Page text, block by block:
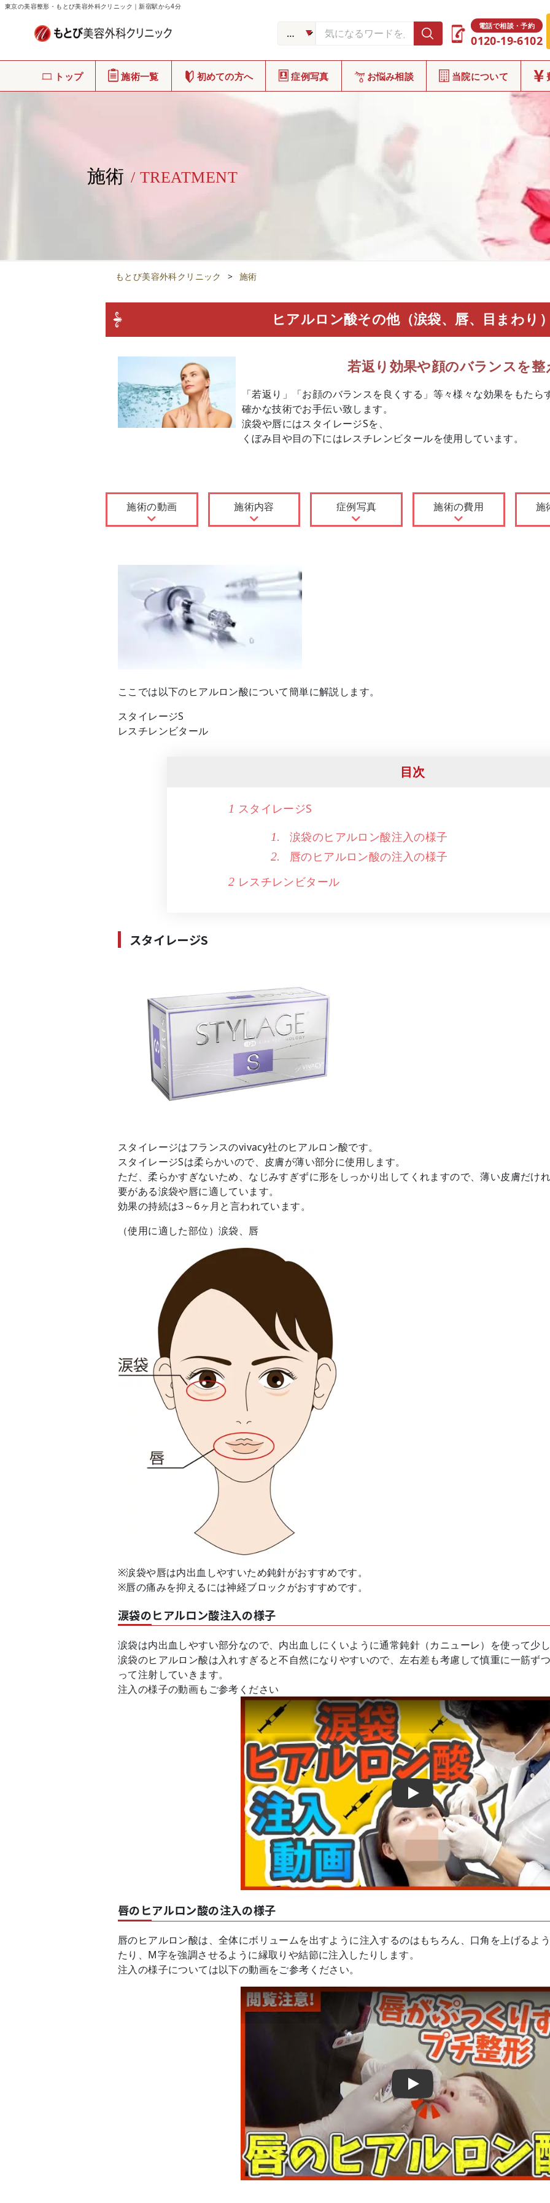
東京の美容整形・もとび美容外科クリニック｜新宿駅から4分
電話で相談・予約
0120-19-6102
トップ 施術一覧 初めての方へ 症例写真 お悩み相談 当院について
施術 / TREATMENT
もとび美容外科クリニック > 施術
ヒアルロン酸その他（涙袋、唇、目まわり）
若返り効果や顔のバランスを整
「若返り」「お顔のバランスを良くする」等々様々な効果をもたら
確かな技術でお手伝い致します。
涙袋や唇にはスタイレージSを、
くぼみ目や目の下にはレスチレンビタールを使用しています。
施術の動画 施術内容 症例写真 施術の費用 施
ここでは以下のヒアルロン酸について簡単に解説します。
スタイレージS
レスチレンビタール
目次
1 スタイレージS
涙袋のヒアルロン酸注入の様子
唇のヒアルロン酸の注入の様子
2 レスチレンビタール
スタイレージS
スタイレージはフランスのvivacy社のヒアルロン酸です。
スタイレージSは柔らかいので、皮膚が薄い部分に使用します。
ただ、柔らかすぎないため、なじみすぎずに形をしっかり出してくれますので、薄い皮膚だけ
要がある涙袋や唇に適しています。
効果の持続は3～6ヶ月と言われています。
（使用に適した部位）涙袋、唇
※涙袋や唇は内出血しやすいため鈍針がおすすめです。
※唇の痛みを抑えるには神経ブロックがおすすめです。
涙袋のヒアルロン酸注入の様子
涙袋は内出血しやすい部分なので、内出血しにくいように通常鈍針（カニューレ）を使って少
涙袋のヒアルロン酸は入れすぎると不自然になりやすいので、左右差も考慮して慎重に一筋ず
って注射していきます。
注入の様子の動画もご参考ください
Play
唇のヒアルロン酸の注入の様子
唇のヒアルロン酸は、全体にボリュームを出すように注入するのはもちろん、口角を上げるよ
たり、M字を強調させるように縁取りや結節に注入したりします。
注入の様子については以下の動画をご参考ください。
Play